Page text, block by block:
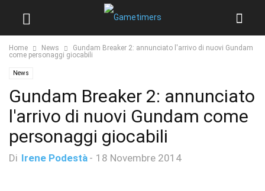
Home News
Gundam Breaker 2: annunciato l'arrivo di nuovi Gundam
come personaggi giocabili
News
Gundam Breaker 2: annunciato
l'arrivo di nuovi Gundam come
personaggi giocabili
Di Irene Podestà - 18 Novembre 2014